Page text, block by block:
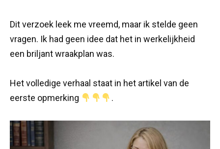
Dit verzoek leek me vreemd, maar ik stelde geen
vragen. Ik had geen idee dat het in werkelijkheid
een briljant wraakplan was.
Het volledige verhaal staat in het artikel van de
eerste opmerking
.